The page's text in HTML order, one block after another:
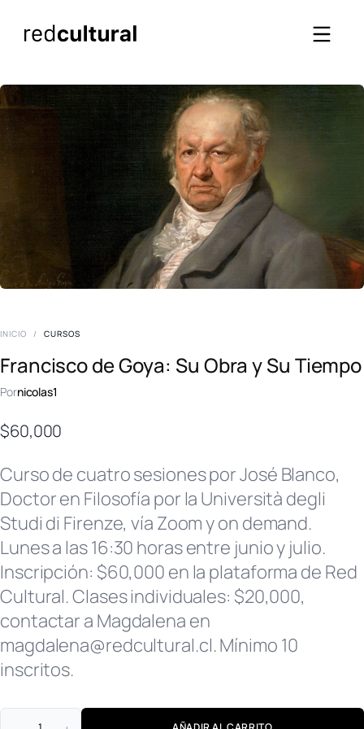
INICIO / CURSOS
Francisco de Goya: Su Obra y Su Tiempo
Pornicolas1
$60,000
Curso de cuatro sesiones por José Blanco,
Doctor en Filosofía por la Università degli
Studi di Firenze, vía Zoom y on demand.
Lunes a las 16:30 horas entre junio y julio.
Inscripción: $60,000 en la plataforma de Red
Cultural. Clases individuales: $20,000,
contactar a Magdalena en
magdalena@redcultural.cl. Mínimo 10
inscritos.